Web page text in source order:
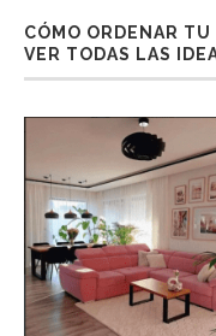
CÓMO ORDENAR
VER TODAS LAS